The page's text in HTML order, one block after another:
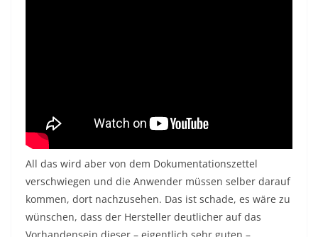
All das wird aber von dem Dokumentationszettel
verschwiegen und die Anwender müssen selber darauf
kommen, dort nachzusehen. Das ist schade, es wäre zu
wünschen, dass der Hersteller deutlicher auf das